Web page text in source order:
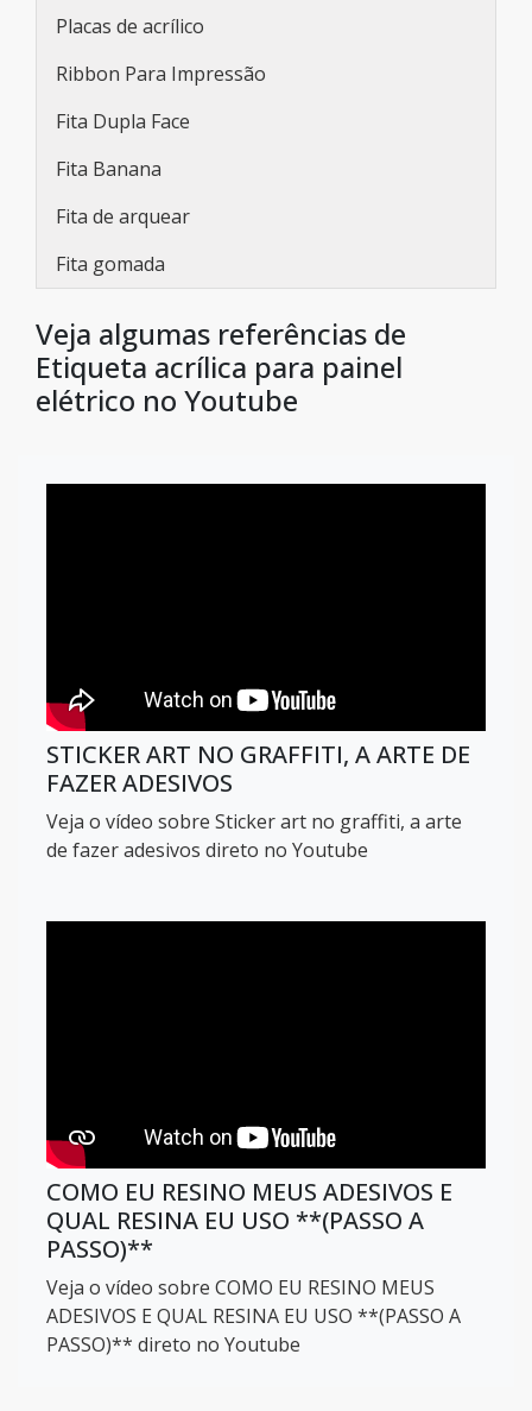
Placas de acrílico
Ribbon Para Impressão
Fita Dupla Face
Fita Banana
Fita de arquear
Fita gomada
Veja algumas referências de
Etiqueta acrílica para painel
elétrico no Youtube
STICKER ART NO GRAFFITI, A ARTE DE
FAZER ADESIVOS
Veja o vídeo sobre Sticker art no graffiti, a arte
de fazer adesivos direto no Youtube
COMO EU RESINO MEUS ADESIVOS E
QUAL RESINA EU USO **(PASSO A
PASSO)**
Veja o vídeo sobre COMO EU RESINO MEUS
ADESIVOS E QUAL RESINA EU USO **(PASSO A
PASSO)** direto no Youtube